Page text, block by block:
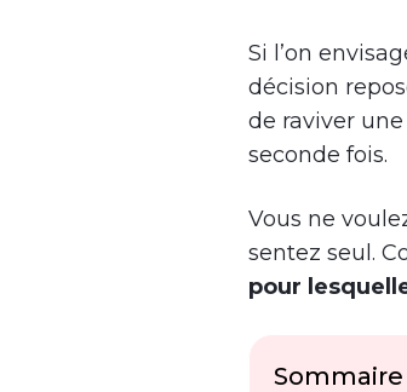
Si l’on
décision
de raviver
seconde fois.
Vous ne
sentez seul.
pour
Sommaire